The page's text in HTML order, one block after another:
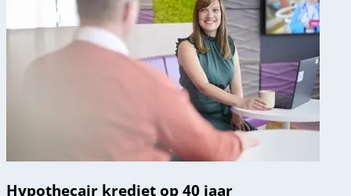
Hypothecair krediet op 40 jaar